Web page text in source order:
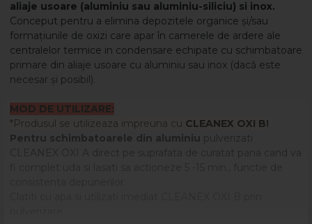
aliaje usoare (aluminiu sau aluminiu-siliciu) si inox.
Conceput pentru a elimina depozitele organice și/sau
formațiunile de oxizi care apar în camerele de ardere ale
centralelor termice in condensare echipate cu schimbatoare
primare din aliaje usoare cu aluminiu sau inox (dacă este
necesar și posibil).
MOD DE UTILIZARE:
*Produsul se utilizeaza impreuna cu CLEANEX OXI B!
Pentru schimbatoarele din aluminiu pulverizati